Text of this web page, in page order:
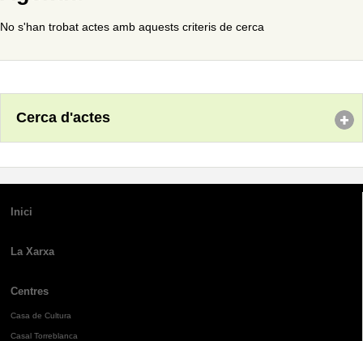
No s'han trobat actes amb aquests criteris de cerca
Cerca d'actes
Inici
La Xarxa
Centres
Casa de Cultura
Casal Torreblanca